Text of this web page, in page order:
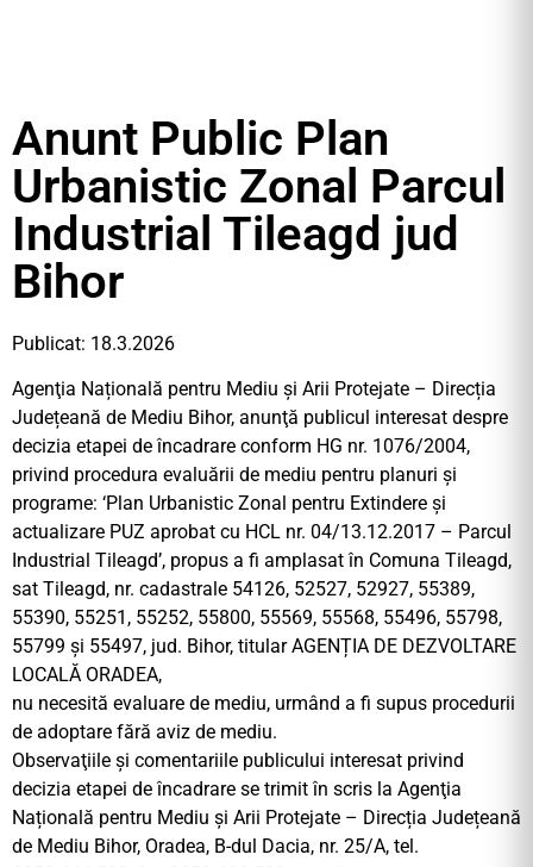
Anunt Public Plan
Urbanistic Zonal Parcul
Industrial Tileagd jud
Bihor
Publicat: 18.3.2026
Agenţia Națională pentru Mediu și Arii Protejate – Direcția
Județeană de Mediu Bihor, anunţă publicul interesat despre
decizia etapei de încadrare conform HG nr. 1076/2004,
privind procedura evaluării de mediu pentru planuri şi
programe: ‘Plan Urbanistic Zonal pentru Extindere și
actualizare PUZ aprobat cu HCL nr. 04/13.12.2017 – Parcul
Industrial Tileagd’, propus a fi amplasat în Comuna Tileagd,
sat Tileagd, nr. cadastrale 54126, 52527, 52927, 55389,
55390, 55251, 55252, 55800, 55569, 55568, 55496, 55798,
55799 și 55497, jud. Bihor, titular AGENȚIA DE DEZVOLTARE
LOCALĂ ORADEA,
nu necesită evaluare de mediu, urmând a fi supus procedurii
de adoptare fără aviz de mediu.
Observaţiile şi comentariile publicului interesat privind
decizia etapei de încadrare se trimit în scris la Agenţia
Națională pentru Mediu și Arii Protejate – Direcția Județeană
de Mediu Bihor, Oradea, B-dul Dacia, nr. 25/A, tel.